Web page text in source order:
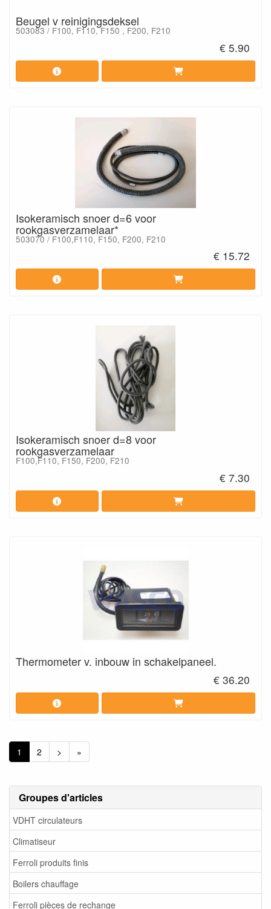
Groupes d'articles
VDHT circulateurs
Climatiseur
Ferroli produits finis
Boilers chauffage
Ferroli pièces de rechange
Beugel v reinigingsdeksel
503083 / F100, F110, F150 , F200, F210
€ 5.90
Isokeramisch snoer d=6 voor
rookgasverzamelaar*
503070 / F100,F110, F150, F200, F210
€ 15.72
Isokeramisch snoer d=8 voor
rookgasverzamelaar
F100,F110, F150, F200, F210
€ 7.30
Thermometer v. inbouw in schakelpaneel.
€ 36.20
1 2 > »